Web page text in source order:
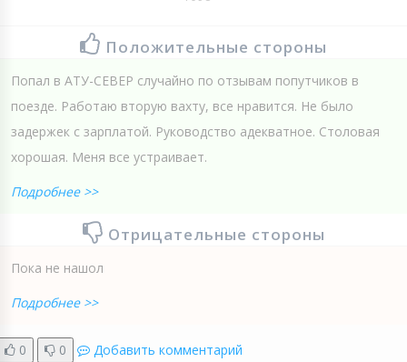
Положительные стороны
Попал в АТУ-СЕВЕР случайно по отзывам попутчиков в
поезде. Работаю вторую вахту, все нравится. Не было
задержек с зарплатой. Руководство адекватное. Столовая
хорошая. Меня все устраивает.
Подробнее >>
Отрицательные стороны
Пока не нашол
Подробнее >>
0 0 Добавить комментарий